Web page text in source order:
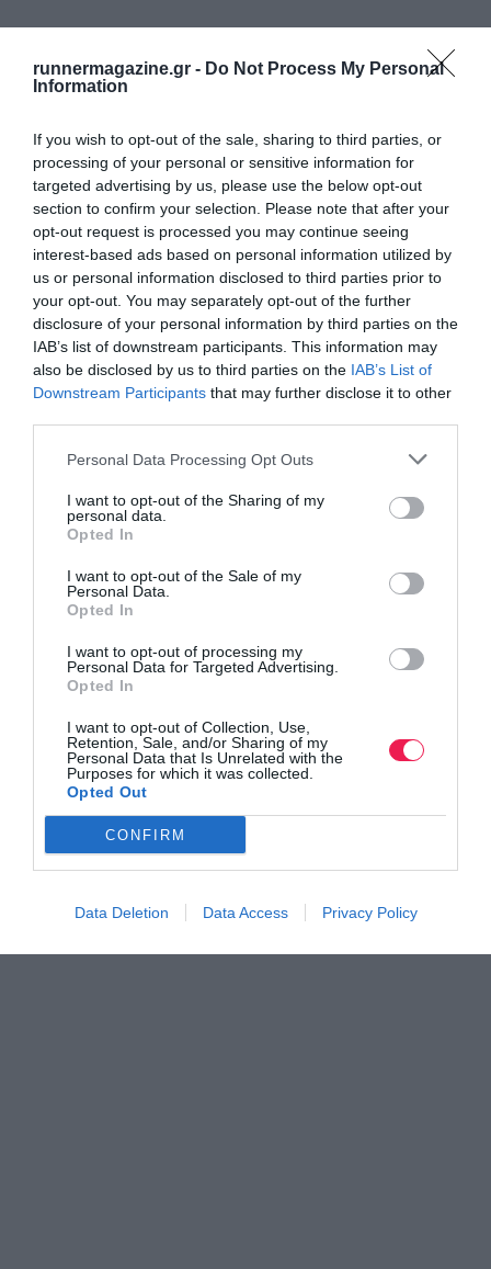
runnermagazine.gr - Do Not Process My Personal
Information
If you wish to opt-out of the sale, sharing to third parties, or
processing of your personal or sensitive information for
targeted advertising by us, please use the below opt-out
section to confirm your selection. Please note that after your
opt-out request is processed you may continue seeing
interest-based ads based on personal information utilized by
us or personal information disclosed to third parties prior to
your opt-out. You may separately opt-out of the further
disclosure of your personal information by third parties on the
IAB’s list of downstream participants. This information may
also be disclosed by us to third parties on the IAB’s List of
Downstream Participants that may further disclose it to other
Personal Data Processing Opt Outs
I want to opt-out of the Sharing of my
personal data.
Opted In
I want to opt-out of the Sale of my
Personal Data.
Opted In
I want to opt-out of processing my
Personal Data for Targeted Advertising.
Opted In
I want to opt-out of Collection, Use,
Retention, Sale, and/or Sharing of my
Personal Data that Is Unrelated with the
Purposes for which it was collected.
Opted Out
CONFIRM
Data Deletion Data Access Privacy Policy
Γίνε Συνδρομητής
Βρες το RUNNER!